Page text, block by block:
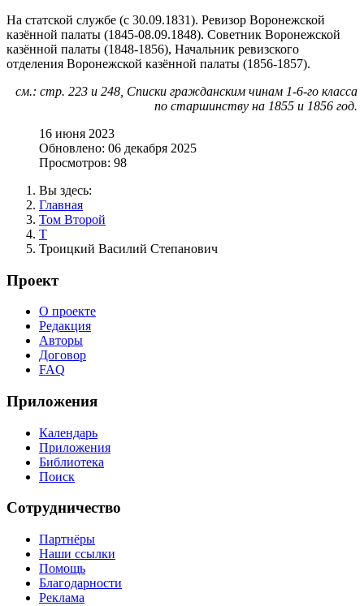
На статской службе (с 30.09.1831). Ревизор Воронежской
казённой палаты (1845-08.09.1848). Советник Воронежской
казённой палаты (1848-1856), Начальник ревизского
отделения Воронежской казённой палаты (1856-1857).
см.: стр. 223 и 248, Списки гражданским чинам 1-6-го класса
по старшинству на 1855 и 1856 год.
16 июня 2023
Обновлено: 06 декабря 2025
Просмотров: 98
Вы здесь:
Главная
Том Второй
Т
Троицкий Василий Степанович
Проект
О проекте
Редакция
Авторы
Договор
FAQ
Приложения
Календарь
Приложения
Библиотека
Поиск
Сотрудничество
Партнёры
Наши ссылки
Помощь
Благодарности
Реклама